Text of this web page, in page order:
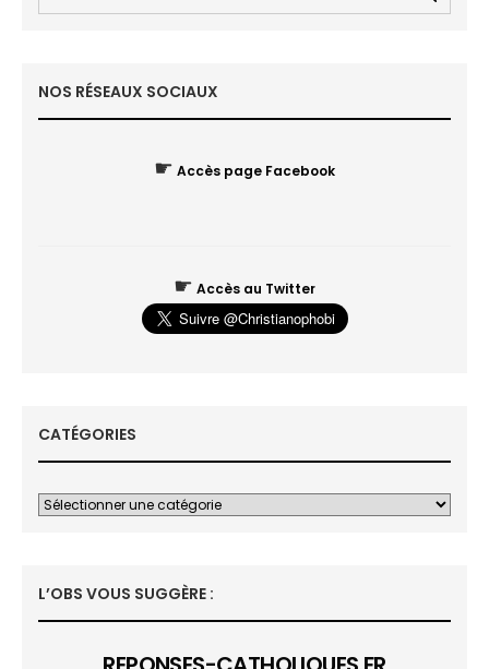
NOS RÉSEAUX SOCIAUX
☛ Accès page Facebook
☛ Accès au Twitter
CATÉGORIES
L’OBS VOUS SUGGÈRE :